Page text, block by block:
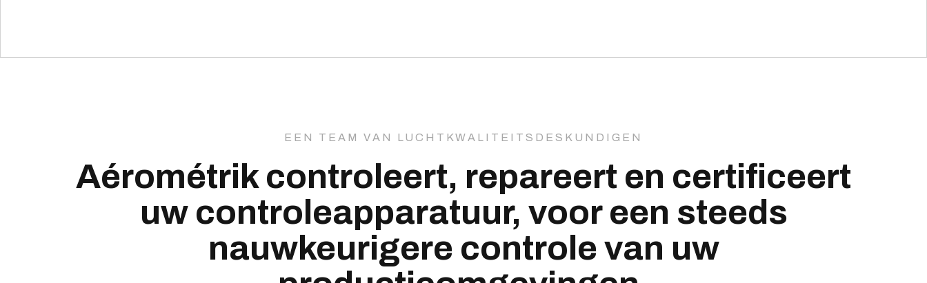
EEN TEAM VAN LUCHTKWALITEITSDESKUNDIGEN
Aérométrik controleert, repareert en certificeert
uw controleapparatuur, voor een steeds
nauwkeurigere controle van uw